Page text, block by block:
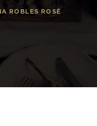
ROBLES ROSÉ